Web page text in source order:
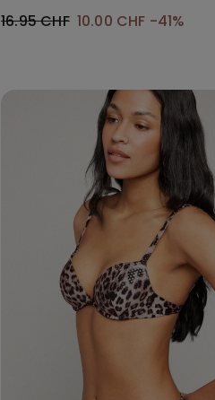
16.95 CHF 10.00 CHF -41%